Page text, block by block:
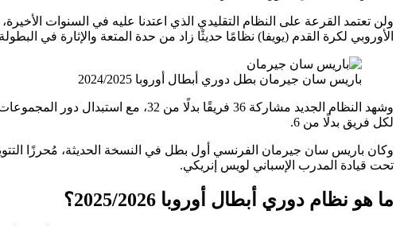
ولن تعتمد القرعة على النظام التقليدي الذي اعتدنا عليه في السنوات
الأوروبي لكرة القدم (يويفا) نظامًا حديثًا زاد من حدة المتعة والإثارة في
باريس سان جيرمان بطل دوري أبطال أوروبا 2024/2025
لكل فريق بدلًا من 6.
وكان باريس سان جيرمان الفرنسي أول بطل في النسخة الحديثة، مُحرزًا
تحت قيادة المدرب الإسباني لويس إنريكي.
ما هو نظام دوري أبطال أوروبا 2025/2026؟